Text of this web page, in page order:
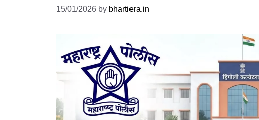
15/01/2026 by bhartiera.in